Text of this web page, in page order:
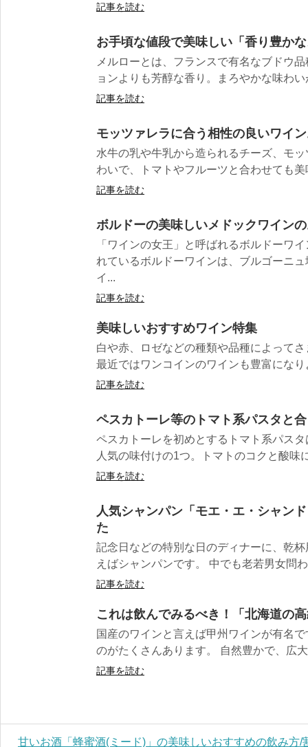
記事を読む
お手頃な値段で美味しい「香り豊か
メルローとは、フランスで有名なブドウ
ョンよりも芳醇な香り。まろやかな味わ
記事を読む
モッツァレラに合う相性の良いワイ
水牛の乳や牛乳から造られるチーズ、モ
わいで、トマトやフルーツと合わせても
記事を読む
ボルドーの美味しいメドックワイン
「ワインの女王」と呼ばれるボルドーワ
れているボルドーワインは、ブルゴーニ
イ...
記事を読む
美味しいおすすめワイン特集
白や赤、ロゼなどの種類や品種によって
最近ではワンコインのワインも豊富にな
記事を読む
ペスカトーレ等のトマト系パスタと
ペスカトーレを初めとするトマト系パス
人気の味付けの1つ。トマトのコクと酸味
記事を読む
人気シャンパン「モエ・エ・シャン
た
記念日などの特別な日のディナーに、乾
えばシャンパンです。 中でも老若男女問
記事を読む
これは飲んでみるべき！「北海道の
国産のワインと言えば甲州ワインが有名
のがたくさんあります。 自然豊かで、広
記事を読む
甘いお酒「蜂蜜酒(ミード)」の美味しいおすすめの飲み方/